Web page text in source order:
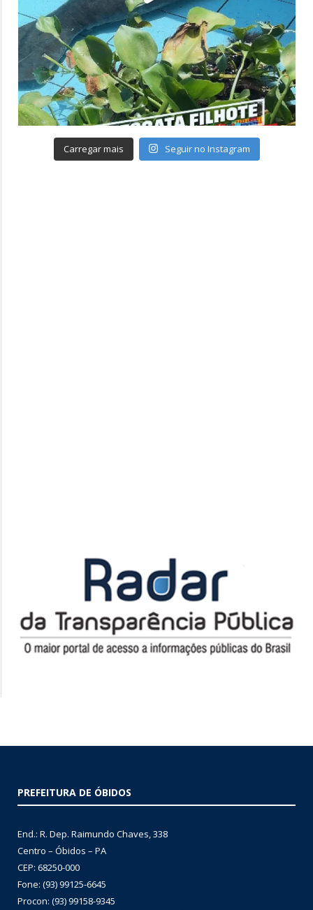
Carregar mais Seguir no Instagram
PREFEITURA DE ÓBIDOS
End.: R. Dep. Raimundo Chaves, 338
Centro – Óbidos – PA
CEP: 68250-000
Fone: (93) 99125-6645
Procon: (93) 99158-9345